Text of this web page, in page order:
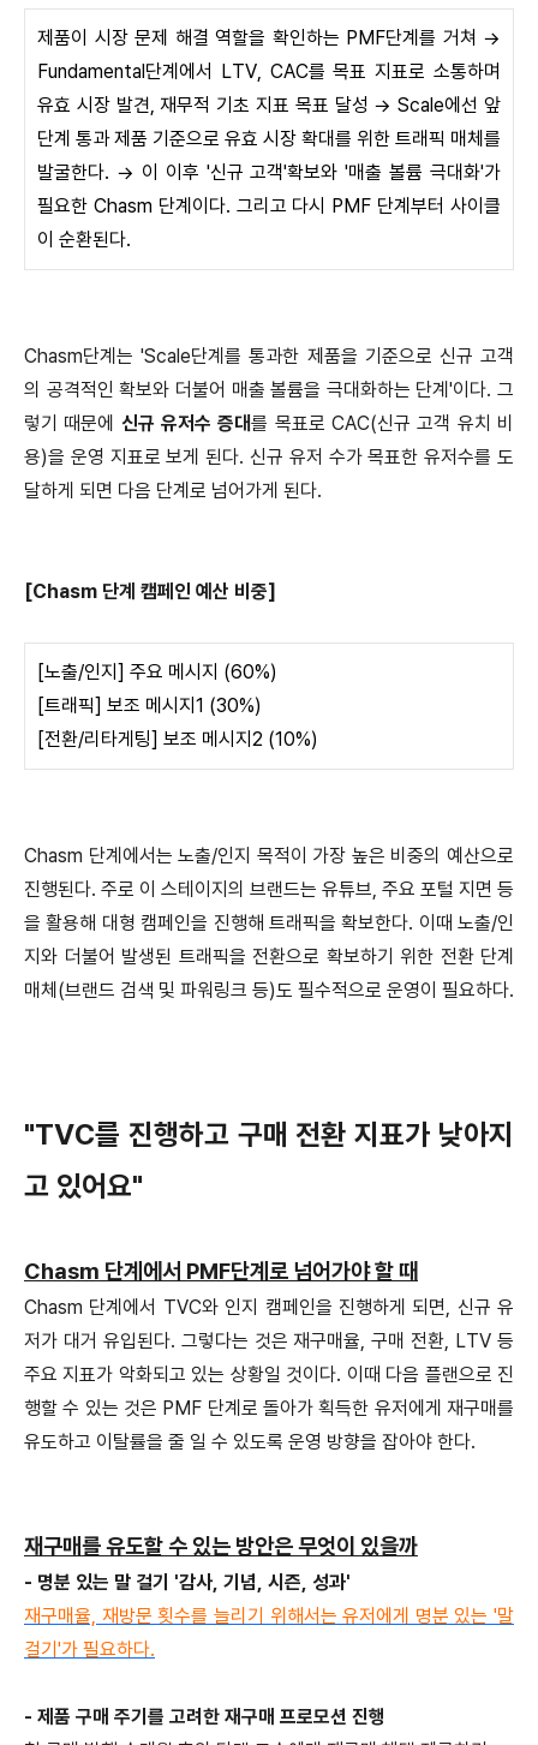
제품이 시장 문제 해결 역할을 확인하는 PMF단계를 거쳐 →
Fundamental단계에서 LTV, CAC를 목표 지표로 소통하며
유효 시장 발견, 재무적 기초 지표 목표 달성 → Scale에선 앞
단계 통과 제품 기준으로 유효 시장 확대를 위한 트래픽 매체를
발굴한다. → 이 이후 '신규 고객'확보와 '매출 볼륨 극대화'가
필요한 Chasm 단계이다. 그리고 다시 PMF 단계부터 사이클
이 순환된다.
Chasm단계는 'Scale단계를 통과한 제품을 기준으로 신규 고객
의 공격적인 확보와 더불어 매출 볼륨을 극대화하는 단계'이다. 그
렇기 때문에 신규 유저수 증대를 목표로 CAC(신규 고객 유치 비
용)을 운영 지표로 보게 된다. 신규 유저 수가 목표한 유저수를 도
달하게 되면 다음 단계로 넘어가게 된다.
[Chasm 단계 캠페인 예산 비중]
[노출/인지] 주요 메시지 (60%)
[트래픽] 보조 메시지1 (30%)
[전환/리타게팅] 보조 메시지2 (10%)
Chasm 단계에서는 노출/인지 목적이 가장 높은 비중의 예산으로
진행된다. 주로 이 스테이지의 브랜드는 유튜브, 주요 포털 지면 등
을 활용해 대형 캠페인을 진행해 트래픽을 확보한다. 이때 노출/인
지와 더불어 발생된 트래픽을 전환으로 확보하기 위한 전환 단계
매체(브랜드 검색 및 파워링크 등)도 필수적으로 운영이 필요하다.
"TVC를 진행하고 구매 전환 지표가 낮아지
고 있어요"
Chasm 단계에서 PMF단계로 넘어가야 할 때
Chasm 단계에서 TVC와 인지 캠페인을 진행하게 되면, 신규 유
저가 대거 유입된다. 그렇다는 것은 재구매율, 구매 전환, LTV 등
주요 지표가 악화되고 있는 상황일 것이다. 이때 다음 플랜으로 진
행할 수 있는 것은 PMF 단계로 돌아가 획득한 유저에게 재구매를
유도하고 이탈률을 줄 일 수 있도록 운영 방향을 잡아야 한다.
재구매를 유도할 수 있는 방안은 무엇이 있을까
- 명분 있는 말 걸기 '감사, 기념, 시즌, 성과'
재구매율, 재방문 횟수를 늘리기 위해서는 유저에게 명분 있는 '말
걸기'가 필요하다.
- 제품 구매 주기를 고려한 재구매 프로모션 진행